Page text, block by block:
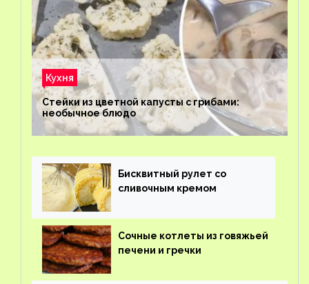
Кухня
Стейки из цветной капусты с грибами:
необычное блюдо
Бисквитный рулет со
сливочным кремом
Сочные котлеты из говяжьей
печени и гречки